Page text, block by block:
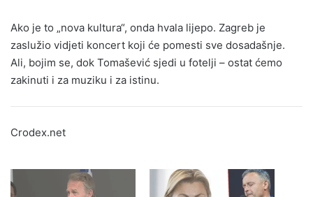
Ako je to „nova kultura“, onda hvala lijepo. Zagreb je
zaslužio vidjeti koncert koji će pomesti sve dosadašnje.
Ali, bojim se, dok Tomašević sjedi u fotelji – ostat ćemo
zakinuti i za muziku i za istinu.
Crodex.net